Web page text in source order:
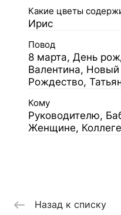
Какие цветы
Ирис
Повод
8 марта, День
Валентина,
Рождество,
Кому
Руководителю,
Женщине,
Назад к списку